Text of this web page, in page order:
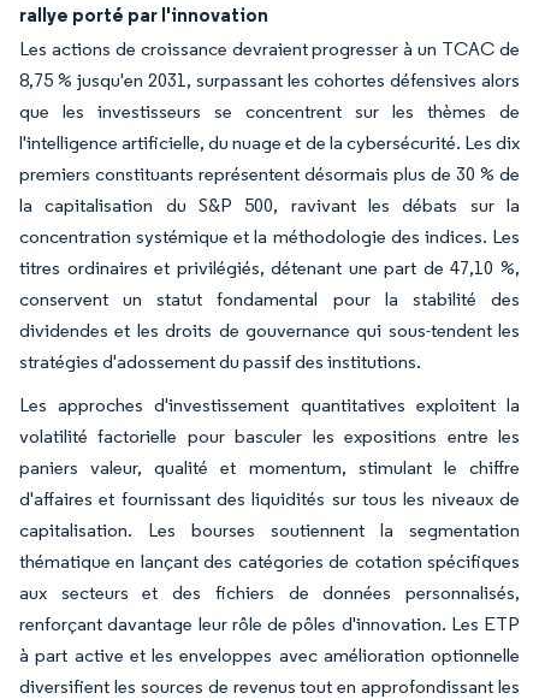
rallye porté par l'innovation
Les actions de croissance devraient progresser à un TCAC de
8,75 % jusqu'en 2031, surpassant les cohortes défensives alors
que les investisseurs se concentrent sur les thèmes de
l'intelligence artificielle, du nuage et de la cybersécurité. Les dix
premiers constituants représentent désormais plus de 30 % de
la capitalisation du S&P 500, ravivant les débats sur la
concentration systémique et la méthodologie des indices. Les
titres ordinaires et privilégiés, détenant une part de 47,10 %,
conservent un statut fondamental pour la stabilité des
dividendes et les droits de gouvernance qui sous-tendent les
stratégies d'adossement du passif des institutions.
Les approches d'investissement quantitatives exploitent la
volatilité factorielle pour basculer les expositions entre les
paniers valeur, qualité et momentum, stimulant le chiffre
d'affaires et fournissant des liquidités sur tous les niveaux de
capitalisation. Les bourses soutiennent la segmentation
thématique en lançant des catégories de cotation spécifiques
aux secteurs et des fichiers de données personnalisés,
renforçant davantage leur rôle de pôles d'innovation. Les ETP
à part active et les enveloppes avec amélioration optionnelle
diversifient les sources de revenus tout en approfondissant les